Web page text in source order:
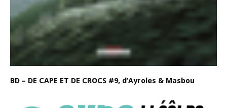
BD – DE CAPE ET DE CROCS #9, d’Ayroles & Masbou